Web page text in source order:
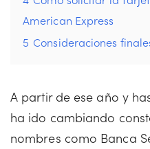
American Express
5 Consideraciones
A partir de ese año y
ha ido cambiando
nombres como Banca